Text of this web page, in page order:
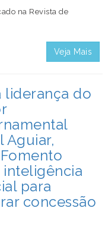
na Revista de
Veja Mais
liderança do
Aguiar,
inteligência
para
concessão